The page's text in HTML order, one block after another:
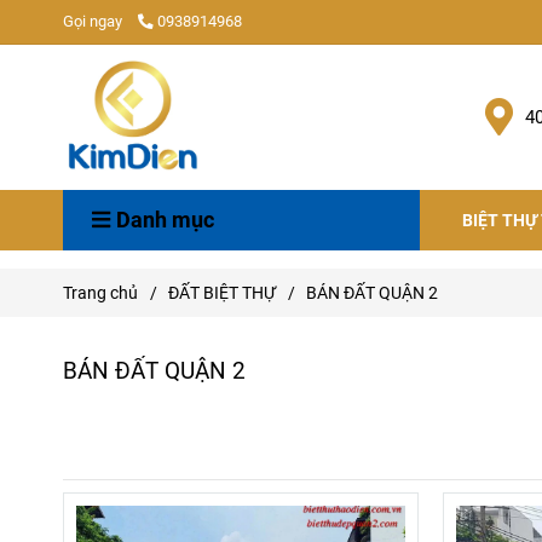
Gọi ngay 0938914968
Danh mục BIỆT THỰ
Trang chủ / ĐẤT BIỆT THỰ / BÁN ĐẤT QUẬN 2
BÁN ĐẤT QUẬN 2